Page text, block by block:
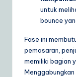
untuk
bounce
Fase ini
pemasaran,
memiliki bagian